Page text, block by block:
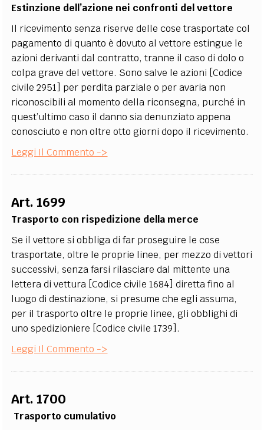
Estinzione dell’azione nei confronti del vettore
Il ricevimento senza riserve delle cose trasportate col
pagamento di quanto è dovuto al vettore estingue le
azioni derivanti dal contratto, tranne il caso di dolo o
colpa grave del vettore. Sono salve le azioni [Codice
civile 2951] per perdita parziale o per avaria non
riconoscibili al momento della riconsegna, purché in
quest’ultimo caso il danno sia denunziato appena
conosciuto e non oltre otto giorni dopo il ricevimento.
Leggi Il Commento ->
Art. 1699
Trasporto con rispedizione della merce
Se il vettore si obbliga di far proseguire le cose
trasportate, oltre le proprie linee, per mezzo di vettori
successivi, senza farsi rilasciare dal mittente una
lettera di vettura [Codice civile 1684] diretta fino al
luogo di destinazione, si presume che egli assuma,
per il trasporto oltre le proprie linee, gli obblighi di
uno spedizioniere [Codice civile 1739].
Leggi Il Commento ->
Art. 1700
Trasporto cumulativo